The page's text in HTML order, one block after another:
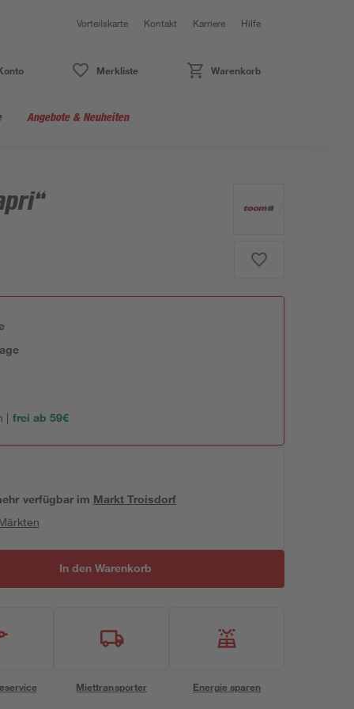
Vorteilskarte Kontakt Karriere Hilfe
Merkliste Warenkorb
Angebote & Neuheiten
| frei ab 59€
verfügbar im Markt Troisdorf
In den Warenkorb
Miettransporter Energie sparen